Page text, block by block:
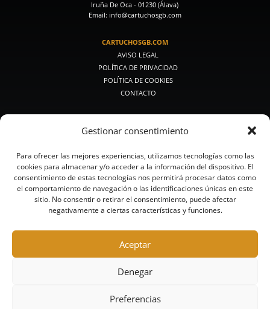
Gestionar consentimiento
Para ofrecer las mejores experiencias, utilizamos tecnologías como las
cookies para almacenar y/o acceder a la información del dispositivo. El
consentimiento de estas tecnologías nos permitirá procesar datos como
el comportamiento de navegación o las identificaciones únicas en este
sitio. No consentir o retirar el consentimiento, puede afectar
negativamente a ciertas características y funciones.
Aceptar
Denegar
Preferencias
Iruña De Oca - 01230 (Álava)
Email: info@cartuchosgb.com
CARTUCHOSGB.COM
AVISO LEGAL
POLÍTICA DE PRIVACIDAD
POLÍTICA DE COOKIES
CONTACTO
PREMIUM CAZA
CAZA CLÁSICA
CALIBRES PEQUEÑOS
BALAS Y POSTAS
CAZA ACERO
CAZA SIN PLOMO
RECORRIDOS DE CAZA Y COMPACK
ALTA COMPETICIÓN
ACERO